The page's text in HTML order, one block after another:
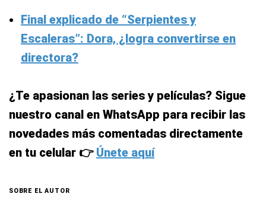
Final explicado de “Serpientes y
Escaleras”: Dora, ¿logra convertirse en
directora?
¿Te apasionan las series y películas? Sigue
nuestro canal en WhatsApp para recibir las
novedades más comentadas directamente
en tu celular 👉 Únete aquí
SOBRE EL AUTOR